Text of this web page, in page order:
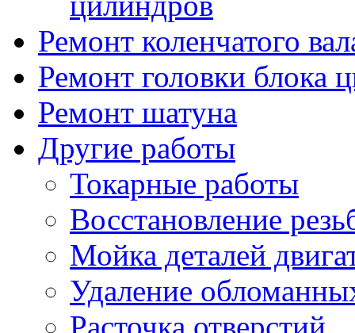
Ремонт коленчатого
Ремонт головки блока
Ремонт шатуна
Другие работы
Токарные работы
Восстановление
Мойка деталей
Удаление